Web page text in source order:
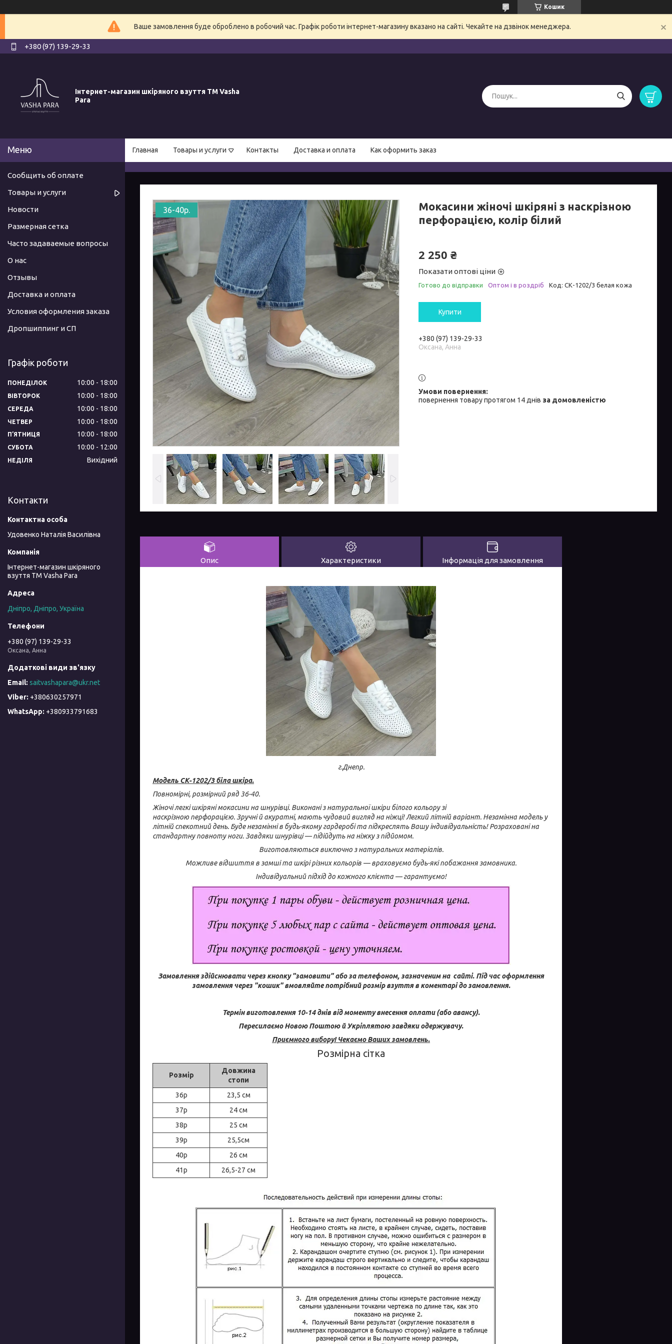
Кошик
Ваше замовлення буде оброблено в робочий час. Графік роботи інтернет-магазину вказано на сайті. Чекайте на дзвінок менеджера.
+380 (97) 139-29-33
Інтернет-магазин шкіряного взуття ТМ Vasha
Para
Главная Товары и услуги Контакты Доставка и оплата Как оформить заказ
36-40р.
Мокасини жіночі шкіряні з наскрізною
перфорацією, колір білий
2 250 ₴
Показати оптові ціни
Готово до відправки Оптом і в роздріб Код: СК-1202/3 белая кожа
Купити
+380 (97) 139-29-33
Оксана, Анна
повернення товару протягом 14 днів за домовленістю
Опис Характеристики Інформація для замовлення
г.Днепр.
Модель СК-1202/3 біла шкіра.
Повномірні, розмірний ряд 36-40.
Жіночі легкі шкіряні мокасини на шнурівці. Виконані з натуральної шкіри білого кольору зі
наскрізною перфорацією. Зручні й акуратні, мають чудовий вигляд на ніжці! Легкий літній варіант. Незамінна модель у
літній спекотний день. Буде незамінні в будь-якому гардеробі та підкреслять Вашу індивідуальність! Розраховані на
стандартну повноту ноги. Завдяки шнурівці — підійдуть на ніжку з підйомом.
Виготовляються виключно з натуральних матеріалів.
Можливе відшиття в замші та шкірі різних кольорів — враховуємо будь-які побажання замовника.
Індивідуальний підхід до кожного клієнта — гарантуємо!
Замовлення здійснювати через кнопку "замовити" або за телефоном, зазначеним на сайті. Під час оформлення
замовлення через "кошик" вмовляйте потрібний розмір взуття в коментарі до замовлення.
Термін виготовлення 10-14 днів від моменту внесення оплати (або авансу).
Пересилаємо Новою Поштою й Укріплятою завдяки одержувачу.
Приємного вибору! Чекаємо Ваших замовлень.
Розмірна сітка
Розмір
Довжина
стопи
36р
23,5 см
37р
24 см
38р
25 см
39р
25,5см
40р
26 см
41р
26,5-27 см
Сообщить об оплате
Товары и услуги
Новости
Размерная сетка
Часто задаваемые вопросы
О нас
Отзывы
Доставка и оплата
Условия оформления заказа
Дропшиппинг и СП
Графік роботи
ПОНЕДІЛОК 10:00 18:00
ВІВТОРОК 10:00 18:00
СЕРЕДА 10:00 18:00
ЧЕТВЕР 10:00 18:00
ПʼЯТНИЦЯ 10:00 18:00
СУБОТА 10:00 12:00
НЕДІЛЯ Вихідний
Контакти
Удовенко Наталія Василівна
Інтернет-магазин шкіряного
взуття ТМ Vasha Para
Дніпро, Дніпро, Україна
+380 (97) 139-29-33
Оксана, Анна
saitvashapara@ukr.net
+380630257971
+380933791683